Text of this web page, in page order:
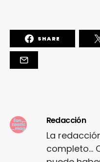
SHARE
Redacción
La
completo...